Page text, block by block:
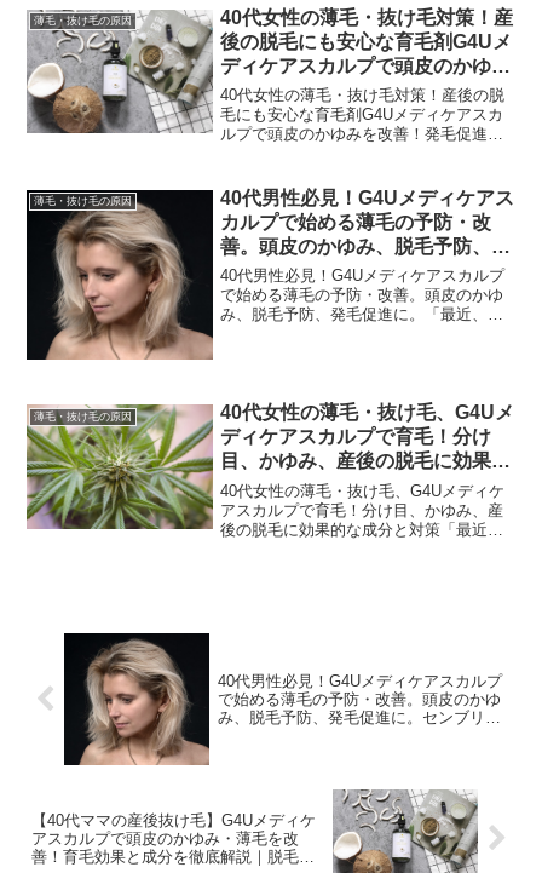
防・改善「最近、なんだか髪のボリュー
ムが減ってきたよう...
薄毛・抜け毛の原因
40代女性の薄毛・抜け毛対策！産
後の脱毛にも安心な育毛剤G4Uメ
ディケアスカルプで頭皮のかゆみ
を改善！発毛促進、薄毛の予防・
改善、センブリエキスで育毛ケア
40代女性の薄毛・抜け毛対策！産後の脱
毛にも安心な育毛剤G4Uメディケアスカ
ルプで頭皮のかゆみを改善！発毛促進、
目立つような…」鏡を見るたびに、そん
な風に感じることはあ...
薄毛・抜け毛の原因
40代男性必見！G4Uメディケアス
カルプで始める薄毛の予防・改
善。頭皮のかゆみ、脱毛予防、発
毛促進に。センブリエキス、Dパ
ントテニルアルコール、グリチル
リチン酸ジカリウムの力で育毛を
40代男性必見！G4Uメディケアスカルプ
で始める薄毛の予防・改善。頭皮のかゆ
み、脱毛予防、発毛促進に。「最近、抜
薄毛・抜け毛の原因
40代女性の薄毛・抜け毛、G4Uメ
ディケアスカルプで育毛！分け
目、かゆみ、産後の脱毛に効果的
な成分と対策：センブリエキス、
Dパントテニルアルコール、グリ
チルリチン酸ジカリウムで頭皮ケ
40代女性の薄毛・抜け毛、G4Uメディケ
アスカルプで育毛！分け目、かゆみ、産
後の脱毛に効果的な成分と対策「最近、
40代男性必見！G4Uメディケアスカルプ
で始める薄毛の予防・改善。頭皮のかゆ
み、脱毛予防、発毛促進に。センブリエ
【40代ママの産後抜け毛】G4Uメディケ
アスカルプで頭皮のかゆみ・薄毛を改
善！育毛効果と成分を徹底解説｜脱毛予